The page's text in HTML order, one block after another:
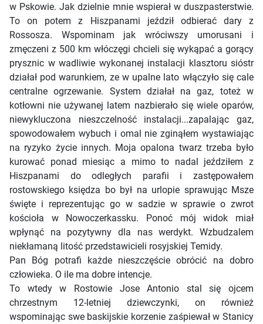
w Pskowie. Jak dzielnie mnie wspierał w duszpasterstwie.
To on potem z Hiszpanami jeździł odbierać dary z
Rossosza. Wspominam jak wróciwszy umorusani i
zmęczeni z 500 km włóczęgi chcieli się wykąpać a gorący
prysznic w wadliwie wykonanej instalacji klasztoru sióstr
działał pod warunkiem, ze w upalne lato włączyło się cale
centralne ogrzewanie. System działał na gaz, toteż w
kotłowni nie używanej latem nazbierało się wiele oparów,
niewykluczona nieszczelność instalacji...zapalając gaz,
spowodowałem wybuch i omal nie zginąłem wystawiając
na ryzyko życie innych. Moja opalona twarz trzeba było
kurować ponad miesiąc a mimo to nadal jeździłem z
Hiszpanami do odległych parafii i zastępowałem
rostowskiego księdza bo był na urlopie sprawując Msze
święte i reprezentując go w sadzie w sprawie o zwrot
kościoła w Nowoczerkassku. Ponoć mój widok miał
wpłynąć na pozytywny dla nas werdykt. Wzbudzalem
niekłamaną litość przedstawicieli rosyjskiej Temidy.
Pan Bóg potrafi każde nieszczęście obrócić na dobro
człowieka. O ile ma dobre intencje.
To wtedy w Rostowie Jose Antonio stal się ojcem
chrzestnym 12-letniej dziewczynki, on również
wspominając swe baskijskie korzenie zaśpiewał w Stanicy